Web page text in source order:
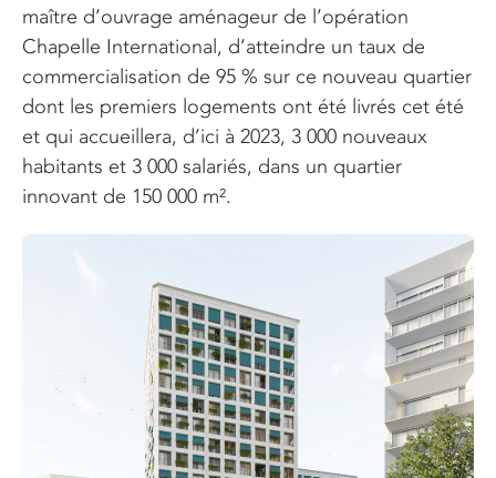
maître d’ouvrage aménageur de l’opération
Chapelle International, d’atteindre un taux de
commercialisation de 95 % sur ce nouveau quartier
dont les premiers logements ont été livrés cet été
et qui accueillera, d’ici à 2023, 3 000 nouveaux
habitants et 3 000 salariés, dans un quartier
innovant de 150 000 m².